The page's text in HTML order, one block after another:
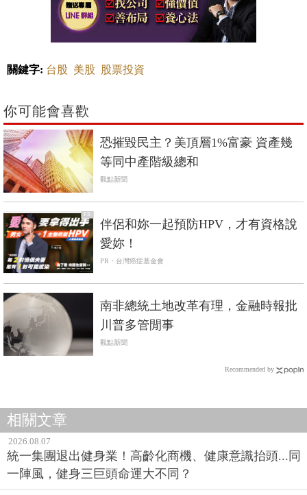
關鍵字: 台股 美股 股票投資
你可能會喜歡
恐摧毀民主？美頂層1%富豪 資產幾
等同中產階級總和
觀點新聞
PR
伴侶和妳一起預防HPV，才有資格說
愛妳！
PR・台灣癌症基金會
南非總統土地改革有理，金融時報批
川普多管閒事
觀點新聞
Recommended by
相關文章
2026.08.07
統一集團退出健身業！高齡化商機、健康意識抬頭...同
一陣風，健身三巨頭命運大不同？